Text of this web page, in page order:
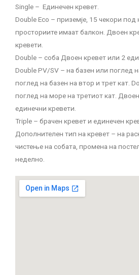
Single – Единечен кревет.
Double Eco – приземје, 15 чекори под
просториите имаат балкон. Двоен
кревети.
Double – соба Двоен кревет или 2
Double PV/SV – на базен или поглед
поглед на базен на втор и трет кат.
поглед на море на третиот кат.
единечни кревети.
Triple – брачен кревет и единечен
Дополнителен тип на кревет – на
чистење на собата, промена на
неделно.